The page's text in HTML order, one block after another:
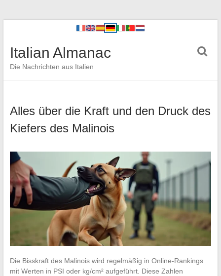
Italian Almanac
Die Nachrichten aus Italien
Alles über die Kraft und den Druck des
Kiefers des Malinois
Die Bisskraft des Malinois wird regelmäßig in Online-Rankings
mit Werten in PSI oder kg/cm² aufgeführt. Diese Zahlen